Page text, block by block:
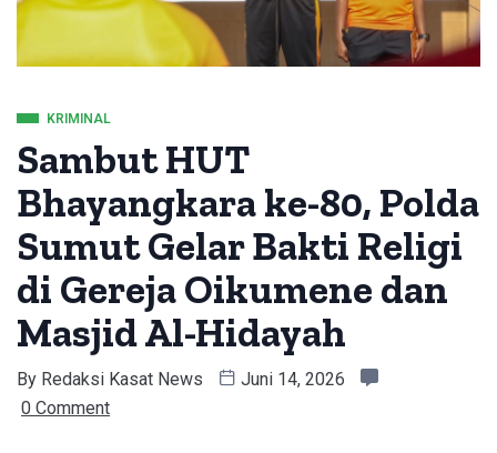
KRIMINAL
Sambut HUT
Bhayangkara ke-80, Polda
Sumut Gelar Bakti Religi
di Gereja Oikumene dan
Masjid Al-Hidayah
By Redaksi Kasat News
Juni 14, 2026
0 Comment